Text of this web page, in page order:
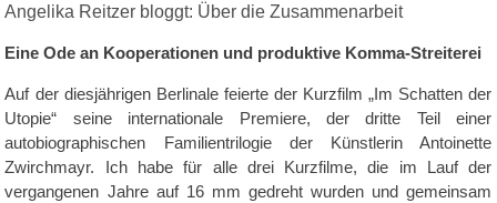
Angelika Reitzer bloggt: Über die Zusammenarbeit
Eine Ode an Kooperationen und produktive Komma-Streiterei
Auf der diesjährigen Berlinale feierte der Kurzfilm „Im Schatten der
Utopie“ seine internationale Premiere, der dritte Teil einer
autobiographischen Familientrilogie der Künstlerin Antoinette
Zwirchmayr. Ich habe für alle drei Kurzfilme, die im Lauf der
vergangenen Jahre auf 16 mm gedreht wurden und gemeinsam